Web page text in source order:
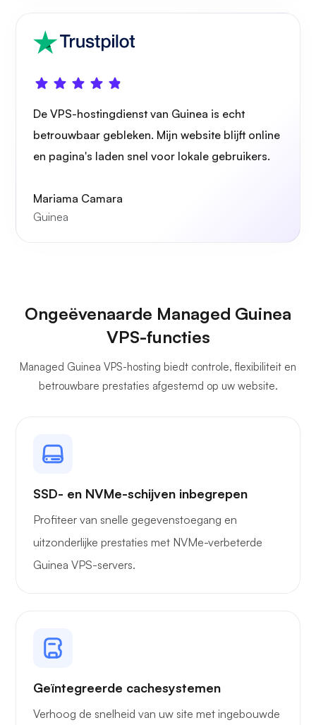
Grafana
De VPS-hostingdienst van Guinea is echt
betrouwbaar gebleken. Mijn website blijft online
en pagina's laden snel voor lokale gebruikers.
Mariama Camara
Guinea
Ongeëvenaarde Managed Guinea
VPS-functies
Managed Guinea VPS-hosting biedt controle, flexibiliteit en
betrouwbare prestaties afgestemd op uw website.
SSD- en NVMe-schijven inbegrepen
Profiteer van snelle gegevenstoegang en
uitzonderlijke prestaties met NVMe-verbeterde
Guinea VPS-servers.
Geïntegreerde cachesystemen
Verhoog de snelheid van uw site met ingebouwde